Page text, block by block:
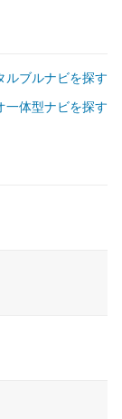
ルブルナビを探す
一体型ナビを探す